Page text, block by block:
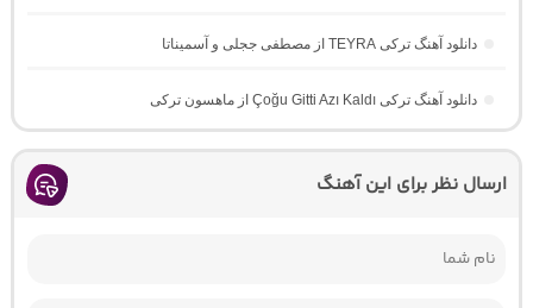
دانلود آهنگ ترکی TEYRA از مصطفی ججلی و آسمیناتا
دانلود آهنگ ترکی Çoğu Gitti Azı Kaldı از ماهسون ترکی
ارسال نظر برای این آهنگ